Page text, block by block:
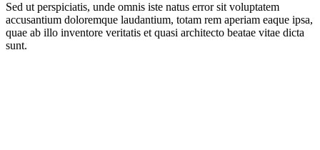
Sed ut perspiciatis, unde omnis iste natus error sit voluptatem
accusantium doloremque laudantium, totam rem aperiam eaque ipsa,
quae ab illo inventore veritatis et quasi architecto beatae vitae dicta
sunt.